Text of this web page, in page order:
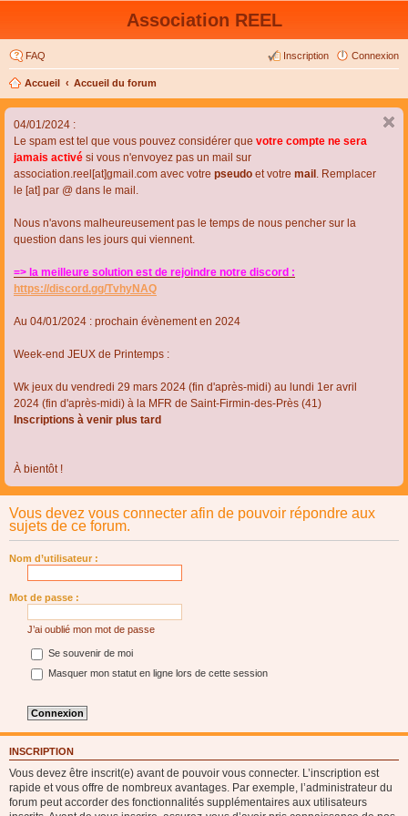
Association REEL
FAQ Connexion
Inscription
Accueil Accueil du forum
04/01/2024 :
Le spam est tel que vous pouvez considérer que votre compte ne sera
jamais activé si vous n'envoyez pas un mail sur
association.reel[at]gmail.com avec votre pseudo et votre mail . Remplacer
le [at] par @ dans le mail.
Nous n'avons malheureusement pas le temps de nous pencher sur la
question dans les jours qui viennent.
=> la meilleure solution est de rejoindre notre discord :
https://discord.gg/TvhyNAQ
Au 04/01/2024 : prochain évènement en 2024
Week-end JEUX de Printemps :
Wk jeux du vendredi 29 mars 2024 (fin d'après-midi) au lundi 1er avril
2024 (fin d'après-midi) à la MFR de Saint-Firmin-des-Près (41)
Inscriptions à venir plus tard
À bientôt !
Vous devez vous connecter afin de pouvoir répondre aux
sujets de ce forum.
Nom d’utilisateur :
Mot de passe :
J’ai oublié mon mot de passe
Se souvenir de moi
Masquer mon statut en ligne lors de cette session
INSCRIPTION
Vous devez être inscrit(e) avant de pouvoir vous connecter. L’inscription est
rapide et vous offre de nombreux avantages. Par exemple, l’administrateur du
forum peut accorder des fonctionnalités supplémentaires aux utilisateurs